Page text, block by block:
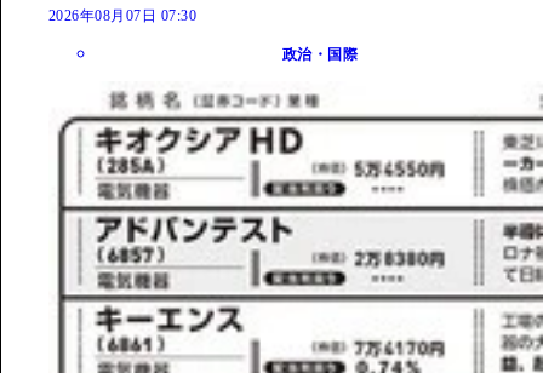
2026年08月07日 07:30
政治・国際